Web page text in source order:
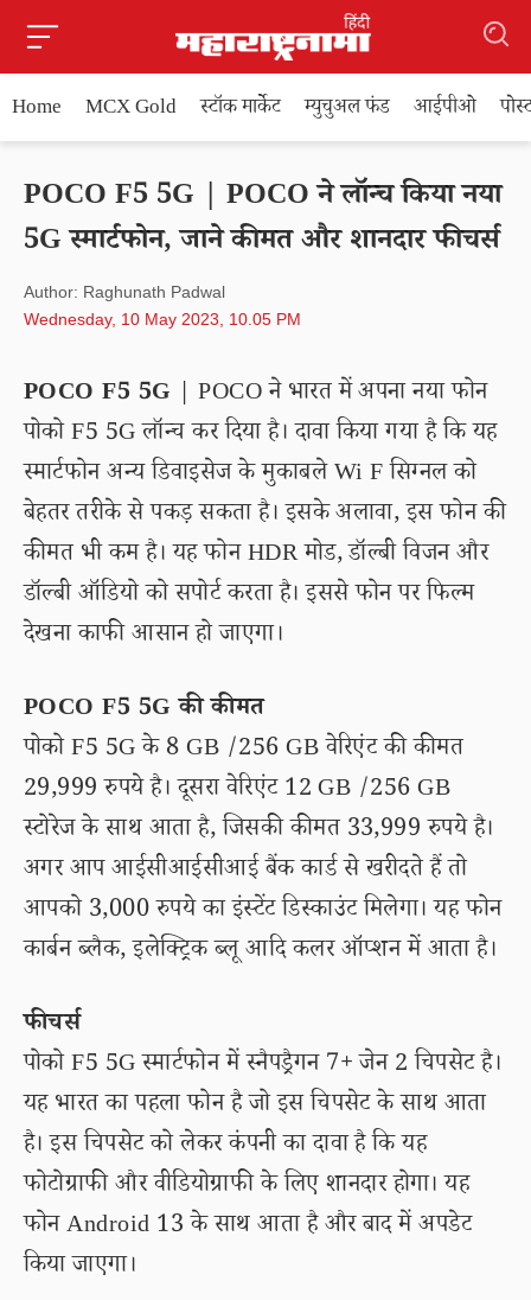
Home MCX Gold स्टॉक मार्केट म्युचुअल फंड आईपीओ
POCO F5 5G | POCO ने लॉन्च किया नया
5G स्मार्टफोन, जाने कीमत और शानदार फीचर्स
Author: Raghunath Padwal
Wednesday, 10 May 2023, 10.05 PM
POCO F5 5G | POCO ने भारत में अपना नया फोन
पोको F5 5G लॉन्च कर दिया है। दावा किया गया है कि यह
स्मार्टफोन अन्य डिवाइसेज के मुकाबले Wi F सिग्नल को
बेहतर तरीके से पकड़ सकता है। इसके अलावा, इस फोन की
कीमत भी कम है। यह फोन HDR मोड, डॉल्बी विजन और
डॉल्बी ऑडियो को सपोर्ट करता है। इससे फोन पर फिल्म
देखना काफी आसान हो जाएगा।
POCO F5 5G की कीमत
पोको F5 5G के 8 GB /256 GB वेरिएंट की कीमत
29,999 रुपये है। दूसरा वेरिएंट 12 GB /256 GB
स्टोरेज के साथ आता है, जिसकी कीमत 33,999 रुपये है।
अगर आप आईसीआईसीआई बैंक कार्ड से खरीदते हैं तो
आपको 3,000 रुपये का इंस्टेंट डिस्काउंट मिलेगा। यह फोन
कार्बन ब्लैक, इलेक्ट्रिक ब्लू आदि कलर ऑप्शन में आता है।
फीचर्स
पोको F5 5G स्मार्टफोन में स्नैपड्रैगन 7+ जेन 2 चिपसेट है।
यह भारत का पहला फोन है जो इस चिपसेट के साथ आता
है। इस चिपसेट को लेकर कंपनी का दावा है कि यह
फोटोग्राफी और वीडियोग्राफी के लिए शानदार होगा। यह
फोन Android 13 के साथ आता है और बाद में अपडेट
किया जाएगा।